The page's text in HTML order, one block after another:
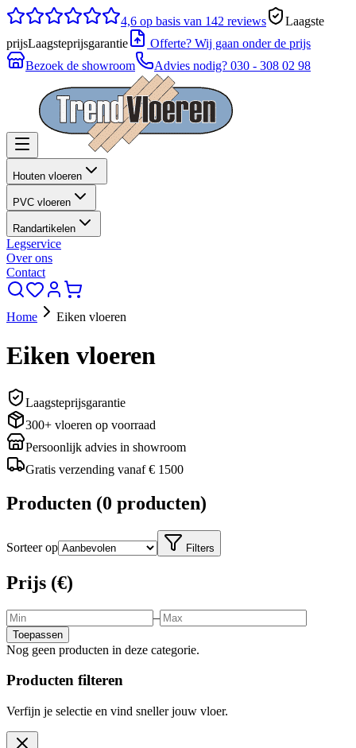
4,6 op basis van 142 reviews
Laagste
prijsLaagsteprijsgarantie
Offerte? Wij gaan onder de prijs
Bezoek de showroom
Advies nodig? 030 - 308 02 98
Houten vloeren
PVC vloeren
Randartikelen
Legservice
Over ons
Contact
Home Eiken vloeren
Eiken vloeren
Laagsteprijsgarantie
300+ vloeren op voorraad
Persoonlijk advies in showroom
Gratis verzending vanaf € 1500
Producten (0 producten)
Sorteer op Filters
Prijs (€)
–
Toepassen
Nog geen producten in deze categorie.
Producten filteren
Verfijn je selectie en vind sneller jouw vloer.